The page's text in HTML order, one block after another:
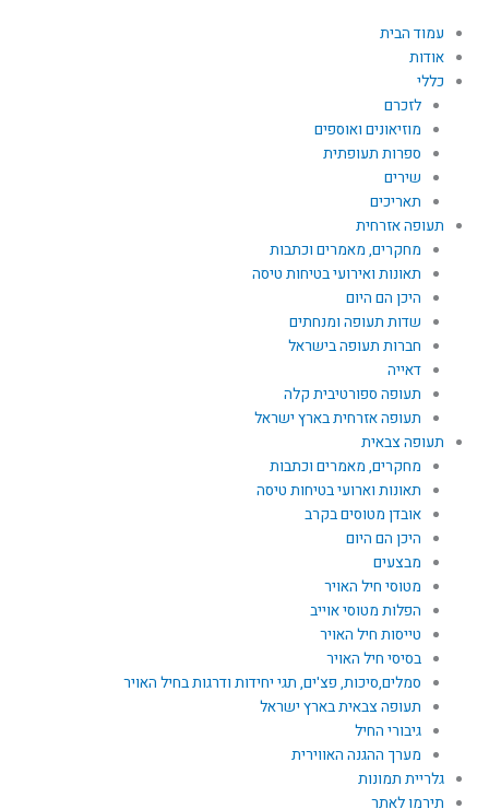
עמוד הבית
אודות
כללי
לזכרם
מוזיאונים ואוספים
ספרות תעופתית
שירים
תאריכים
תעופה אזרחית
מחקרים, מאמרים וכתבות
תאונות ואירועי בטיחות טיסה
היכן הם היום
שדות תעופה ומנחתים
חברות תעופה בישראל
דאייה
תעופה ספורטיבית קלה
תעופה אזרחית בארץ ישראל
תעופה צבאית
מחקרים, מאמרים וכתבות
תאונות וארועי בטיחות טיסה
אובדן מטוסים בקרב
היכן הם היום
מבצעים
מטוסי חיל האויר
הפלות מטוסי אוייב
טייסות חיל האויר
בסיסי חיל האויר
סמלים,סיכות, פצ'ים, תגי יחידות ודרגות בחיל האויר
תעופה צבאית בארץ ישראל
גיבורי החיל
מערך ההגנה האווירית
גלריית תמונות
תירמו לאתר